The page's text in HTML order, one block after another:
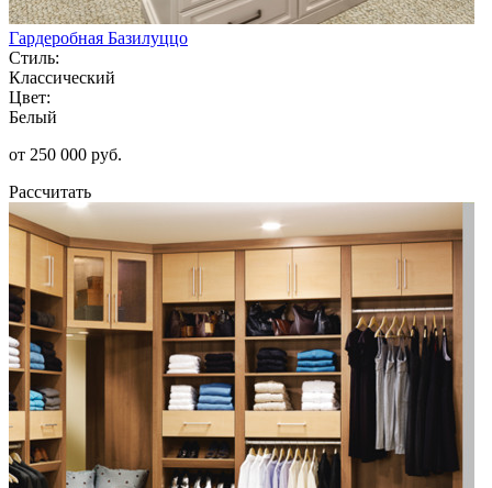
Гардеробная Базилуццо
Стиль:
Классический
Цвет:
Белый
от 250 000 руб.
Рассчитать